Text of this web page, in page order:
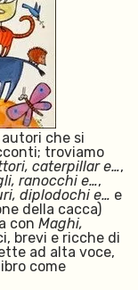
che si
troviamo
caterpillar e…,
ranocchi e…,
diplodochi e… e
della cacca)
con Maghi,
brevi e ricche di
ad alta voce,
come